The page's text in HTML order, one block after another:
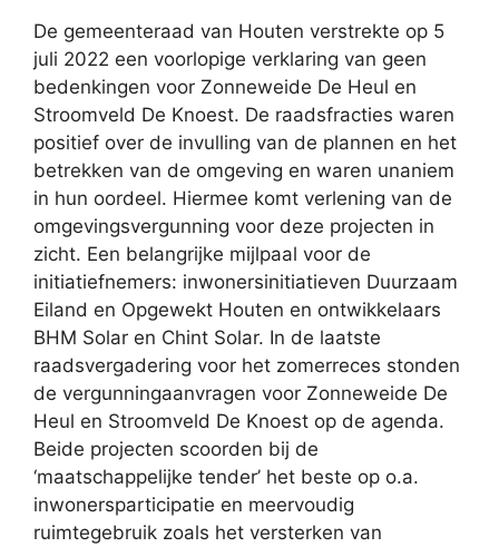
De gemeenteraad van Houten verstrekte op 5
juli 2022 een voorlopige verklaring van geen
bedenkingen voor Zonneweide De Heul en
Stroomveld De Knoest. De raadsfracties waren
positief over de invulling van de plannen en het
betrekken van de omgeving en waren unaniem
in hun oordeel. Hiermee komt verlening van de
omgevingsvergunning voor deze projecten in
zicht. Een belangrijke mijlpaal voor de
initiatiefnemers: inwonersinitiatieven Duurzaam
Eiland en Opgewekt Houten en ontwikkelaars
BHM Solar en Chint Solar. In de laatste
raadsvergadering voor het zomerreces stonden
de vergunningaanvragen voor Zonneweide De
Heul en Stroomveld De Knoest op de agenda.
Beide projecten scoorden bij de
‘maatschappelijke tender’ het beste op o.a.
inwonersparticipatie en meervoudig
ruimtegebruik zoals het versterken van